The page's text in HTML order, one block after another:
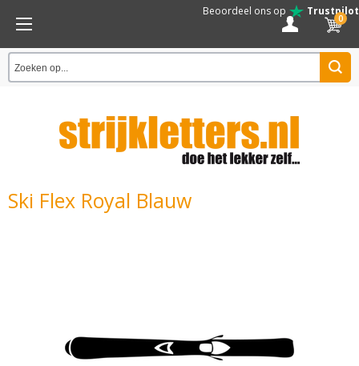
Beoordeel ons op Trustpilot
0
Ski Flex Royal Blauw